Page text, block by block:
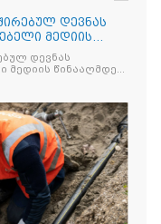
დევნას
მედიის
დევნას
წინააღმდეგ,